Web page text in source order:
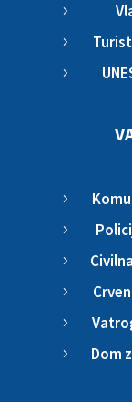
5
5
5
5
5
5
5
5
5 Dom